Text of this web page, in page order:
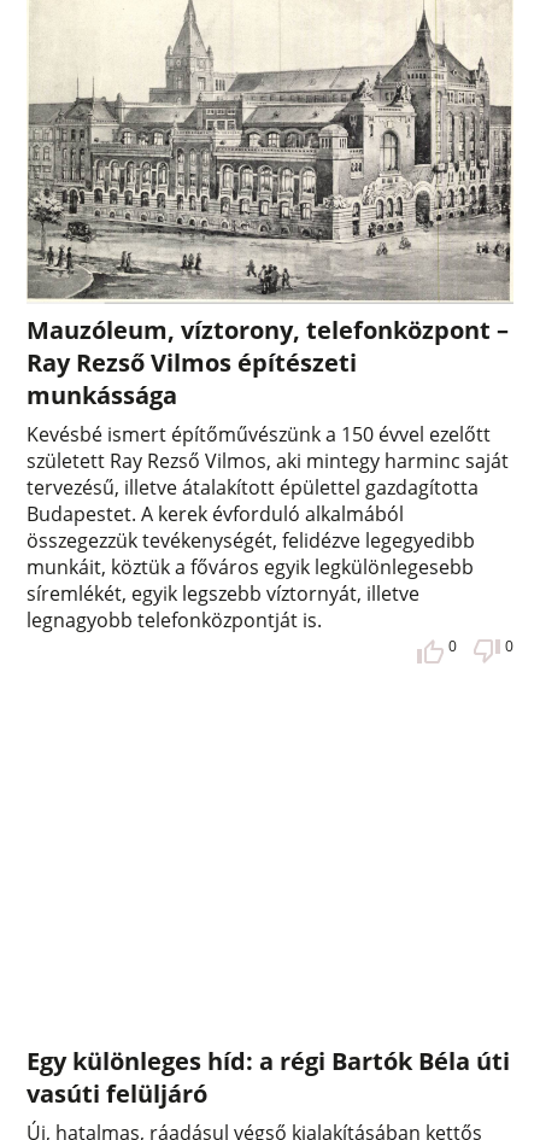
Mauzóleum, víztorony, telefonközpont –
Ray Rezső Vilmos építészeti
munkássága
Kevésbé ismert építőművészünk a 150 évvel ezelőtt
született Ray Rezső Vilmos, aki mintegy harminc saját
tervezésű, illetve átalakított épülettel gazdagította
Budapestet. A kerek évforduló alkalmából
összegezzük tevékenységét, felidézve legegyedibb
munkáit, köztük a főváros egyik legkülönlegesebb
síremlékét, egyik legszebb víztornyát, illetve
legnagyobb telefonközpontját is.
0 0
Egy különleges híd: a régi Bartók Béla úti
vasúti felüljáró
Új, hatalmas, ráadásul végső kialakításában kettős